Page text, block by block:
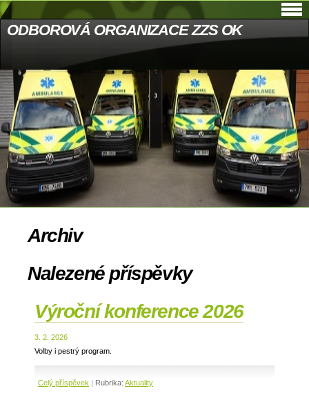
ODBOROVÁ ORGANIZACE ZZS OK
Archiv
Nalezené příspěvky
Výroční konference 2026
3. 2. 2026
Volby i pestrý program.
Celý příspěvek | Rubrika: Aktuality